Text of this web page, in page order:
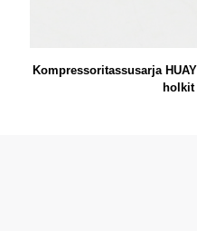
Kompressoritassusarja
holkit